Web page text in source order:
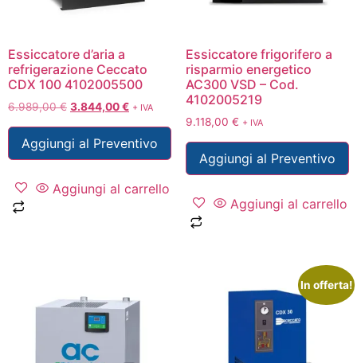
Essiccatore d’aria a
refrigerazione Ceccato
CDX 100 4102005500
6.989,00€ 3.844,00€ + IVA
Aggiungi al Preventivo
Aggiungi al carrello
Essiccatore frigorifero a
risparmio energetico
AC300 VSD – Cod.
4102005219
9.118,00 € + IVA
Aggiungi al Preventivo
Aggiungi al carrello
In offerta!